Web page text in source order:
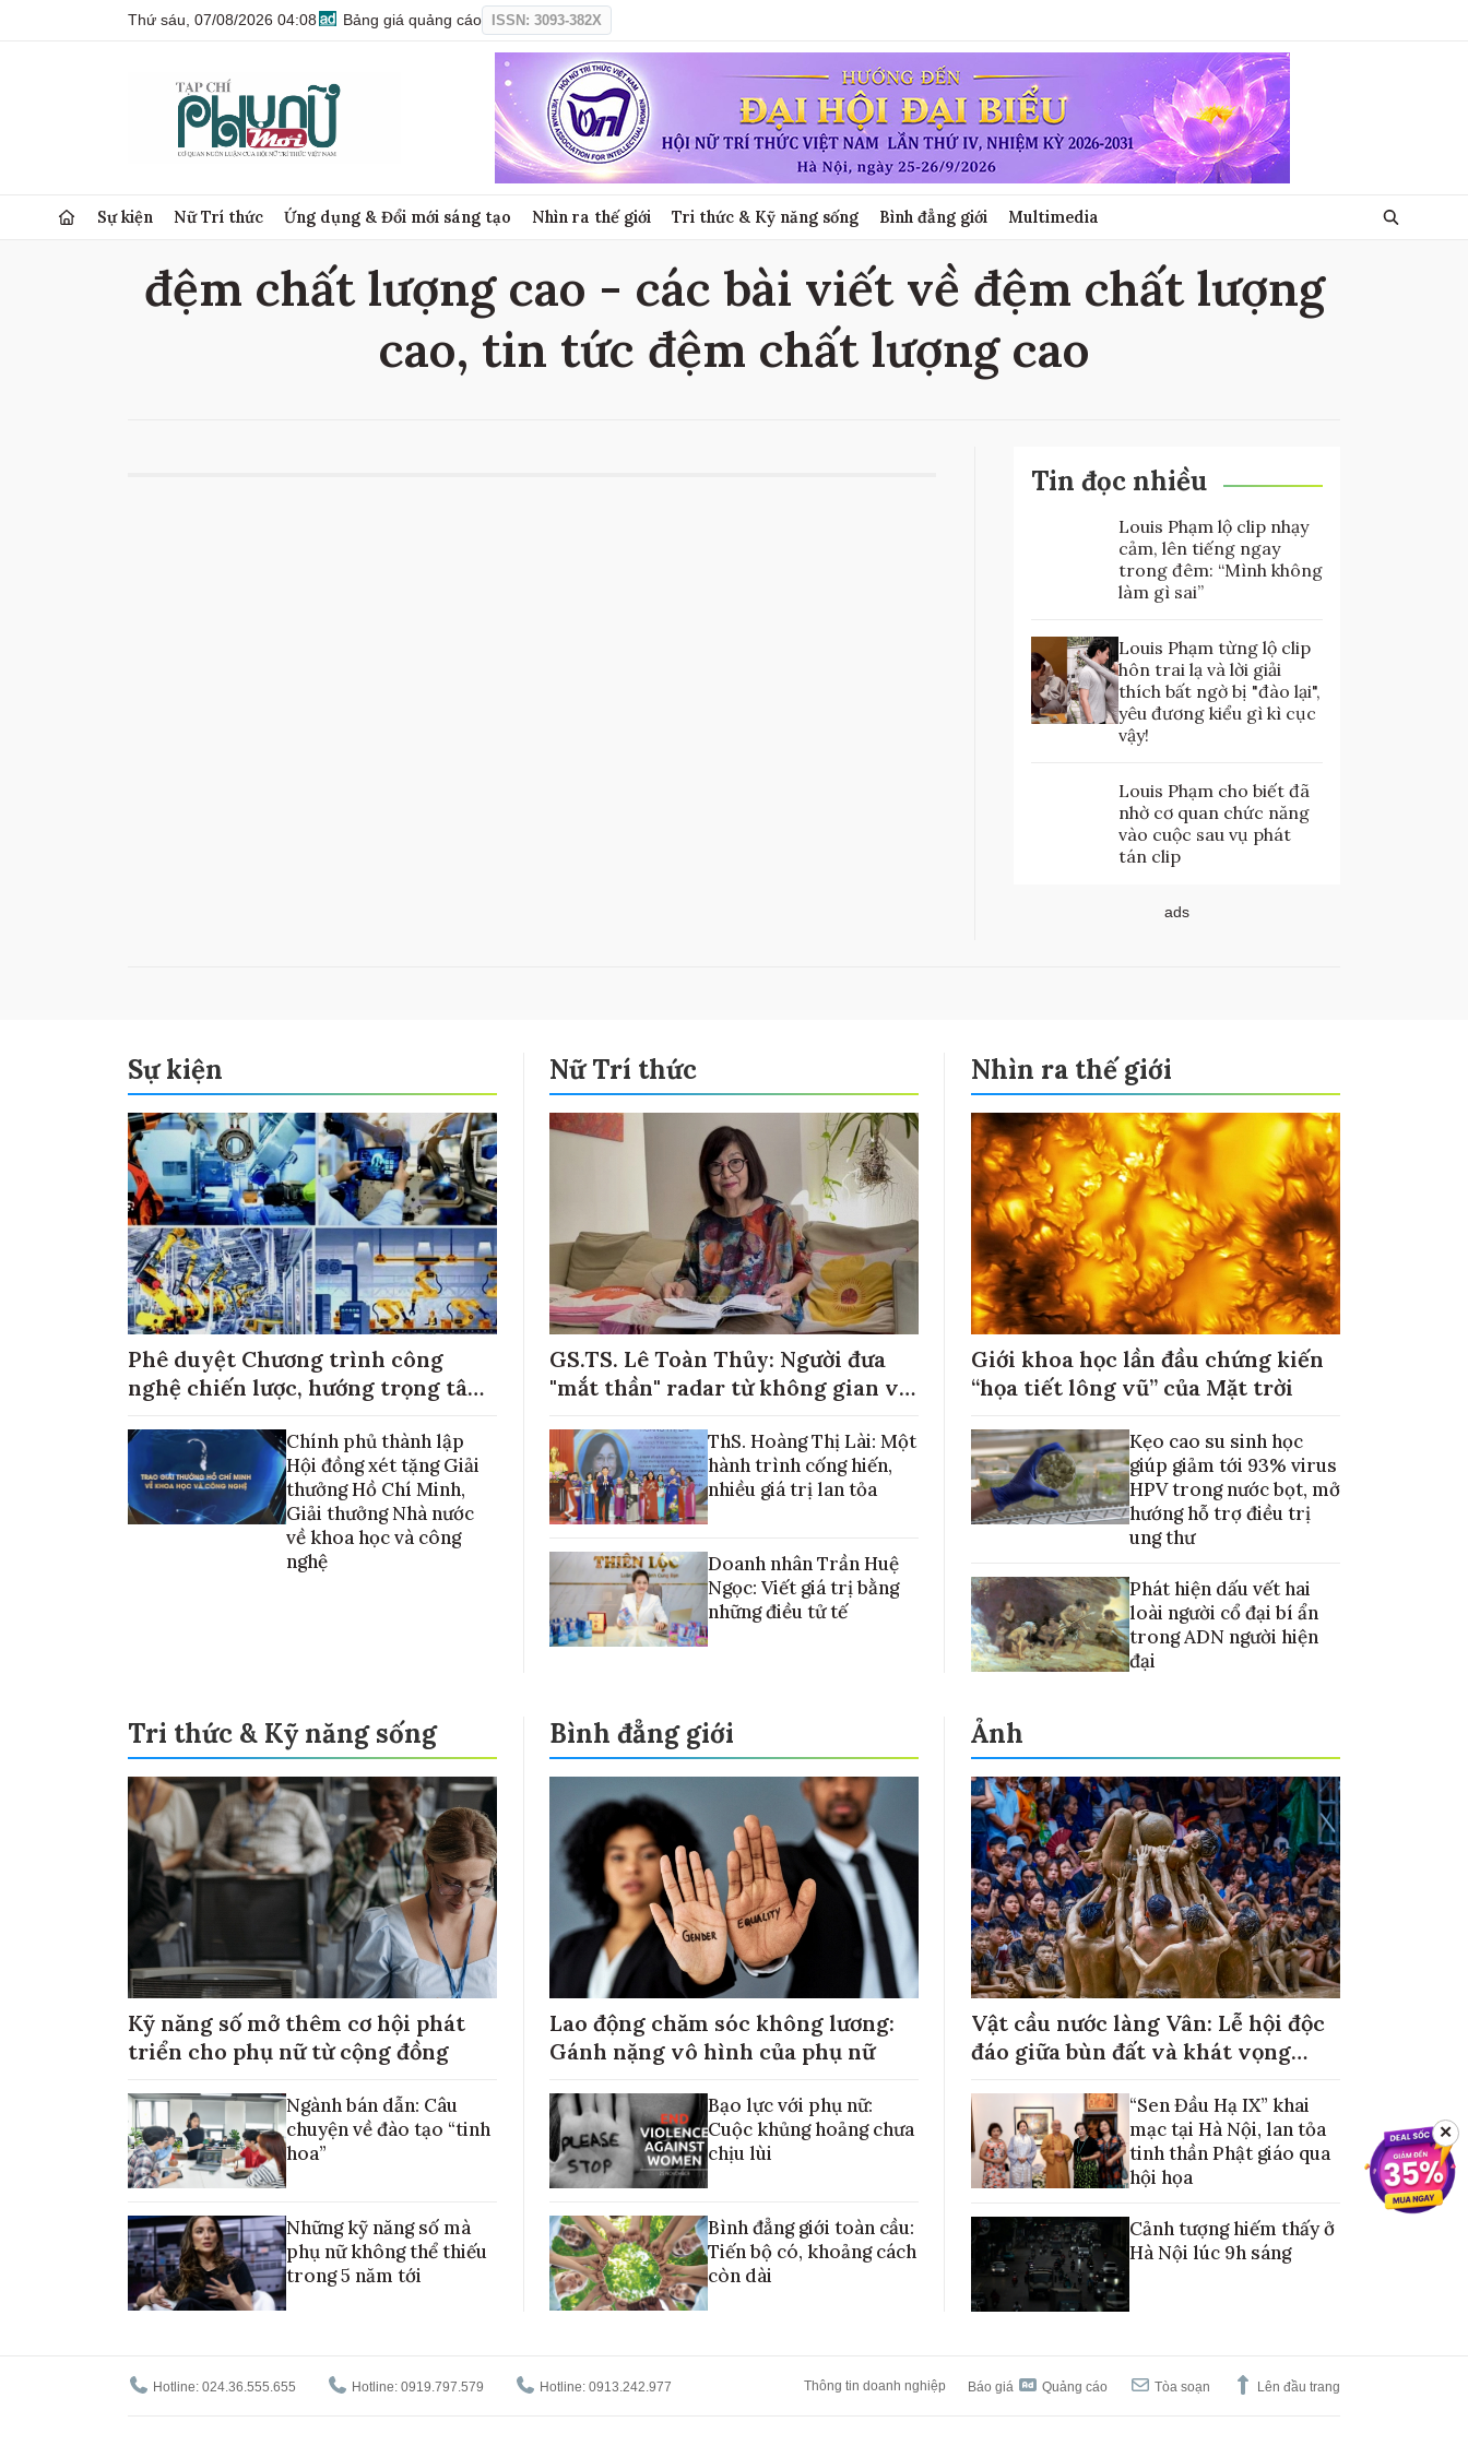
Thứ sáu, 07/08/2026 04:08 Bảng giá quảng cáo ISSN: 3093-382X
Sự kiện Nữ Trí thức Ứng dụng & Đổi mới sáng tạo Nhìn ra thế giới Tri thức & Kỹ năng sống Bình đẳng giới Multimedia
đệm chất lượng cao - các bài viết về đệm chất lượng
cao, tin tức đệm chất lượng cao
Tin đọc nhiều
Louis Phạm lộ clip nhạy
cảm, lên tiếng ngay
trong đêm: “Mình không
làm gì sai”
Louis Phạm từng lộ clip
hôn trai lạ và lời giải
thích bất ngờ bị "đào lại",
yêu đương kiểu gì kì cục
vậy!
Louis Phạm cho biết đã
nhờ cơ quan chức năng
vào cuộc sau vụ phát
tán clip
ads
Sự kiện
Phê duyệt Chương trình công
nghệ chiến lược, hướng trọng tâm
Chính phủ thành lập
Hội đồng xét tặng Giải
thưởng Hồ Chí Minh,
Giải thưởng Nhà nước
về khoa học và công
nghệ
Nữ Trí thức
GS.TS. Lê Toàn Thủy: Người đưa
"mắt thần" radar từ không gian về
ThS. Hoàng Thị Lài: Một
hành trình cống hiến,
nhiều giá trị lan tỏa
Doanh nhân Trần Huệ
Ngọc: Viết giá trị bằng
những điều tử tế
Nhìn ra thế giới
Giới khoa học lần đầu chứng kiến
“họa tiết lông vũ” của Mặt trời
Kẹo cao su sinh học
giúp giảm tới 93% virus
HPV trong nước bọt, mở
hướng hỗ trợ điều trị
ung thư
Phát hiện dấu vết hai
loài người cổ đại bí ẩn
trong ADN người hiện
đại
Tri thức & Kỹ năng sống
Kỹ năng số mở thêm cơ hội phát
triển cho phụ nữ từ cộng đồng
Ngành bán dẫn: Câu
chuyện về đào tạo “tinh
hoa”
Những kỹ năng số mà
phụ nữ không thể thiếu
trong 5 năm tới
Bình đẳng giới
Lao động chăm sóc không lương:
Gánh nặng vô hình của phụ nữ
Bạo lực với phụ nữ:
Cuộc khủng hoảng chưa
chịu lùi
Bình đẳng giới toàn cầu:
Tiến bộ có, khoảng cách
còn dài
Ảnh
Vật cầu nước làng Vân: Lễ hội độc
đáo giữa bùn đất và khát vọng
“Sen Đầu Hạ IX” khai
mạc tại Hà Nội, lan tỏa
tinh thần Phật giáo qua
hội họa
Cảnh tượng hiếm thấy ở
Hà Nội lúc 9h sáng
Hotline: 024.36.555.655 Hotline: 0919.797.579 Hotline: 0913.242.977 Thông tin doanh nghiệp Báo giá Quảng cáo Tòa soạn Lên đầu trang
✕